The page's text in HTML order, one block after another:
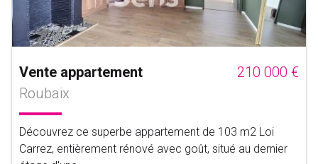
Vente appartement
210 000 €
Roubaix
Découvrez ce superbe appartement de 103 m2 Loi
Carrez, entièrement rénové avec goût, situé au dernier